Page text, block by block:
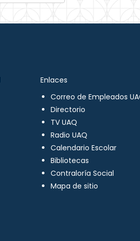
Enlaces
Correo de Empleados
Directorio
TV UAQ
Radio UAQ
Calendario Escolar
Bibliotecas
Contraloría Social
Mapa de sitio